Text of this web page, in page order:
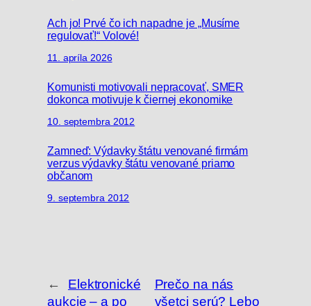
Ach jo! Prvé čo ich napadne je „Musíme
regulovať!“ Volové!
11. apríla 2026
Komunisti motivovali nepracovať, SMER
dokonca motivuje k čiernej ekonomike
10. septembra 2012
Zamneď: Výdavky štátu venované firmám
verzus výdavky štátu venované priamo
občanom
9. septembra 2012
←
Elektronické
aukcie – a po
Prečo na nás
všetci serú? Lebo